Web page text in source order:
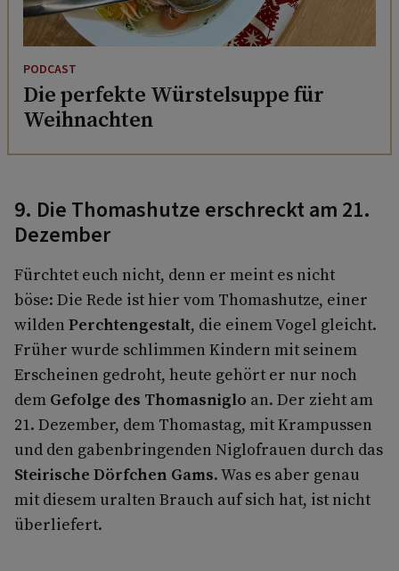
PODCAST
Die perfekte Würstelsuppe für
Weihnachten
9. Die Thomashutze erschreckt am 21.
Dezember
Fürchtet euch nicht, denn er meint es nicht
böse: Die Rede ist hier vom Thomashutze, einer
wilden Perchtengestalt, die einem Vogel gleicht.
Früher wurde schlimmen Kindern mit seinem
Erscheinen gedroht, heute gehört er nur noch
dem Gefolge des Thomasniglo an. Der zieht am
21. Dezember, dem Thomastag, mit Krampussen
und den gabenbringenden Niglofrauen durch das
Steirische Dörfchen Gams. Was es aber genau
mit diesem uralten Brauch auf sich hat, ist nicht
überliefert.